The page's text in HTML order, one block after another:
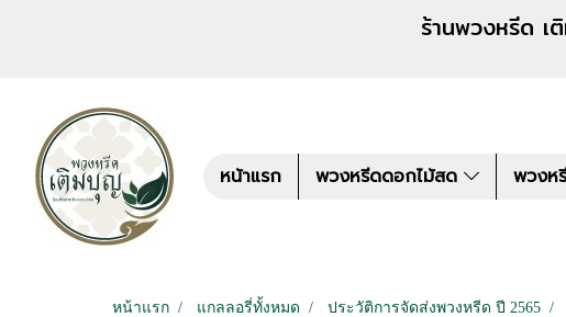
ร้านพวงหรีด เติมบุญ สั่งพวง
หน้าแรก พวงหรีดดอกไม้สด พวงห
หน้าแรก แกลลอรี่ทั้งหมด ประวัติการจัดส่งพวงหรีด ปี 2565